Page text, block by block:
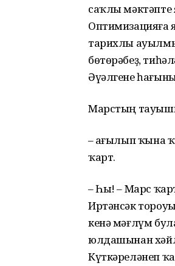
саҡлы
Оптимизацияға
тарихлы
бөтөрәбеҙ,
Әүәлгене
Марстың
– Ҡағылып ҡына
ҡарт.
– Һы! – Марс
Иртәнсәк
кенә мәғлүм
юлдашынан
Күткәреләнеп